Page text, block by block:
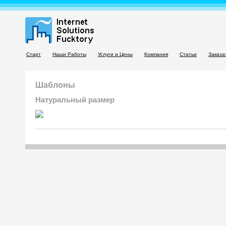
Старт Наши Работы Услуги и Цены Компания Статьи
Шаблоны
Натуральный размер